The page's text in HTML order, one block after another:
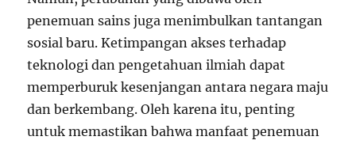
penemuan sains juga menimbulkan tantangan
sosial baru. Ketimpangan akses terhadap
teknologi dan pengetahuan ilmiah dapat
memperburuk kesenjangan antara negara maju
dan berkembang. Oleh karena itu, penting
untuk memastikan bahwa manfaat penemuan